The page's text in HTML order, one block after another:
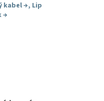
kabel→, Lip
→